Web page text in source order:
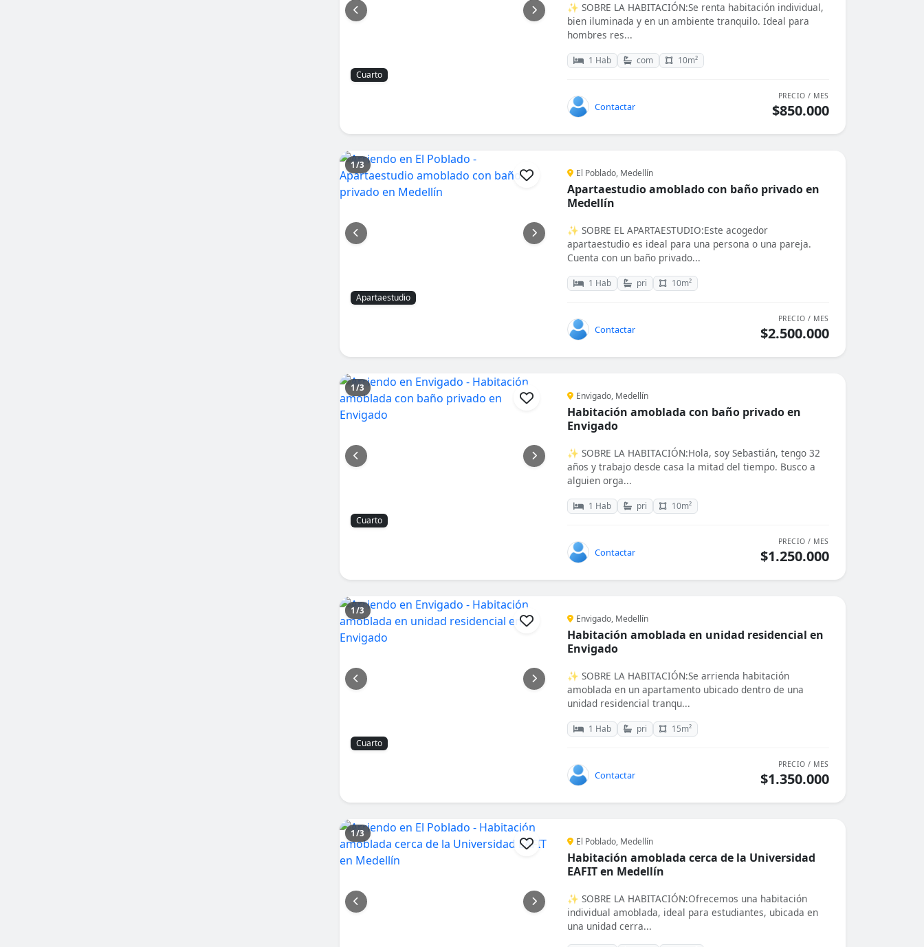
Cuarto
✨ SOBRE LA HABITACIÓN:Se renta habitación individual,
bien iluminada y en un ambiente tranquilo. Ideal para
hombres res...
1 Hab com 10m²
Contactar
PRECIO / MES
$850.000
1/3
Apartaestudio
El Poblado, Medellín
Apartaestudio amoblado con baño privado en
Medellín
✨ SOBRE EL APARTAESTUDIO:Este acogedor
apartaestudio es ideal para una persona o una pareja.
Cuenta con un baño privado...
1 Hab pri 10m²
Contactar
PRECIO / MES
$2.500.000
1/3
Cuarto
Envigado, Medellín
Habitación amoblada con baño privado en
Envigado
✨ SOBRE LA HABITACIÓN:Hola, soy Sebastián, tengo 32
años y trabajo desde casa la mitad del tiempo. Busco a
alguien orga...
1 Hab pri 10m²
Contactar
PRECIO / MES
$1.250.000
1/3
Cuarto
Envigado, Medellín
Habitación amoblada en unidad residencial en
Envigado
✨ SOBRE LA HABITACIÓN:Se arrienda habitación
amoblada en un apartamento ubicado dentro de una
unidad residencial tranqu...
1 Hab pri 15m²
Contactar
PRECIO / MES
$1.350.000
1/3
El Poblado, Medellín
Habitación amoblada cerca de la Universidad
EAFIT en Medellín
✨ SOBRE LA HABITACIÓN:Ofrecemos una habitación
individual amoblada, ideal para estudiantes, ubicada en
una unidad cerra...